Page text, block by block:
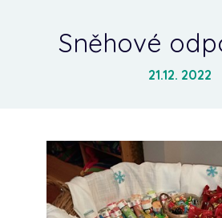
Sněhové
21.12. 2022